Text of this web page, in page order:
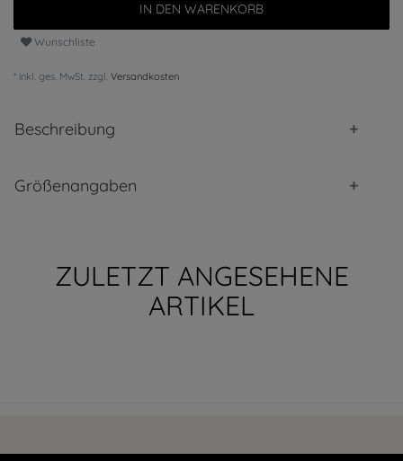
IN DEN WARENKORB
Wunschliste
* inkl. ges. MwSt. zzgl. Versandkosten
Beschreibung
Größenangaben
ZULETZT ANGESEHENE
ARTIKEL